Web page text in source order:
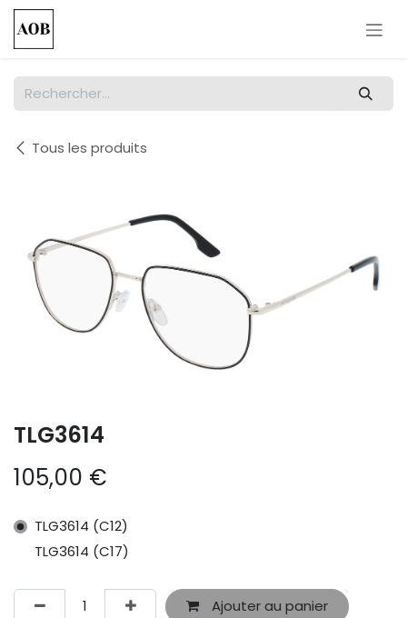
Se rendre au contenu
Tous les produits
TLG3614
105,00 €
TLG3614 (C12)
TLG3614 (C17)
Ajouter au panier